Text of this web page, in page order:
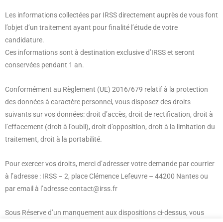
Les informations collectées par IRSS directement auprès de vous font
l’objet d’un traitement ayant pour finalité l’étude de votre
candidature.
Ces informations sont à destination exclusive d’IRSS et seront
conservées pendant 1 an.
Conformément au Règlement (UE) 2016/679 relatif à la protection
des données à caractère personnel, vous disposez des droits
suivants sur vos données: droit d’accès, droit de rectification, droit à
l’effacement (droit à l’oubli), droit d’opposition, droit à la limitation du
traitement, droit à la portabilité.
Pour exercer vos droits, merci d’adresser votre demande par courrier
à l’adresse : IRSS – 2, place Clémence Lefeuvre – 44200 Nantes ou
par email à l’adresse contact@irss.fr
Sous Réserve d’un manquement aux dispositions ci-dessus, vous